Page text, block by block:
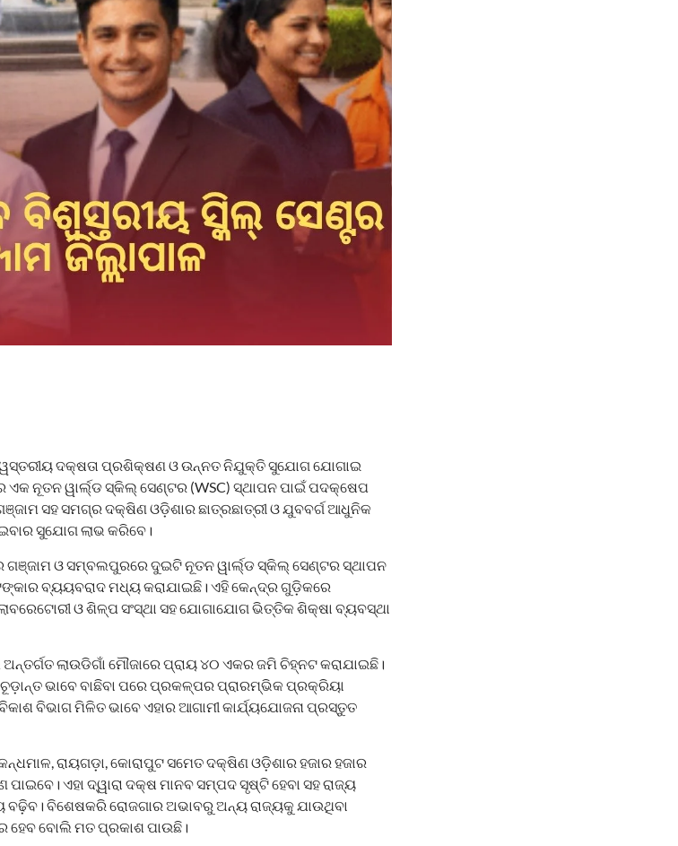
ଦକ୍ଷତା ପ୍ରଶିକ୍ଷଣ ଓ ଉନ୍ନତ ନିଯୁକ୍ତି ସୁଯୋଗ ଯୋଗାଇ
ନୂତନ ୱାର୍ଲ୍ଡ ସ୍କିଲ୍ ସେଣ୍ଟର (WSC) ସ୍ଥାପନ ପାଇଁ ପଦକ୍ଷେପ
ସହ ସମଗ୍ର ଦକ୍ଷିଣ ଓଡ଼ିଶାର ଛାତ୍ରଛାତ୍ରୀ ଓ ଯୁବବର୍ଗ ଆଧୁନିକ
ସୁଯୋଗ ଲାଭ କରିବେ।
ଗଞ୍ଜାମ ଓ ସମ୍ବଲପୁରରେ ଦୁଇଟି ନୂତନ ୱାର୍ଲ୍ଡ ସ୍କିଲ୍ ସେଣ୍ଟର ସ୍ଥାପନ
ବ୍ୟୟବରାଦ ମଧ୍ୟ କରାଯାଇଛି। ଏହି କେନ୍ଦ୍ର ଗୁଡ଼ିକରେ
ଓ ଶିଳ୍ପ ସଂସ୍ଥା ସହ ଯୋଗାଯୋଗ ଭିତ୍ତିକ ଶିକ୍ଷା ବ୍ୟବସ୍ଥା
ଲାଉଡିଗାଁ ମୌଜାରେ ପ୍ରାୟ ୪୦ ଏକର ଜମି ଚିହ୍ନଟ କରାଯାଇଛି।
ଭାବେ ବାଛିବା ପରେ ପ୍ରକଳ୍ପର ପ୍ରାରମ୍ଭିକ ପ୍ରକ୍ରିୟା
ବିଭାଗ ମିଳିତ ଭାବେ ଏହାର ଆଗାମୀ କାର୍ଯ୍ୟଯୋଜନା ପ୍ରସ୍ତୁତ
ରାୟଗଡ଼ା, କୋରାପୁଟ ସମେତ ଦକ୍ଷିଣ ଓଡ଼ିଶାର ହଜାର ହଜାର
ଏହା ଦ୍ୱାରା ଦକ୍ଷ ମାନବ ସମ୍ପଦ ସୃଷ୍ଟି ହେବା ସହ ରାଜ୍ୟ
ବଢ଼ିବ। ବିଶେଷକରି ରୋଜଗାର ଅଭାବରୁ ଅନ୍ୟ ରାଜ୍ୟକୁ ଯାଉଥିବା
ହେବ ବୋଲି ମତ ପ୍ରକାଶ ପାଉଛି।